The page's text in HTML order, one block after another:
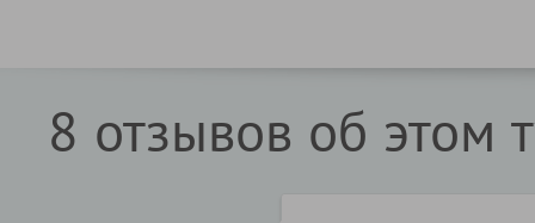
8 отзывов об этом